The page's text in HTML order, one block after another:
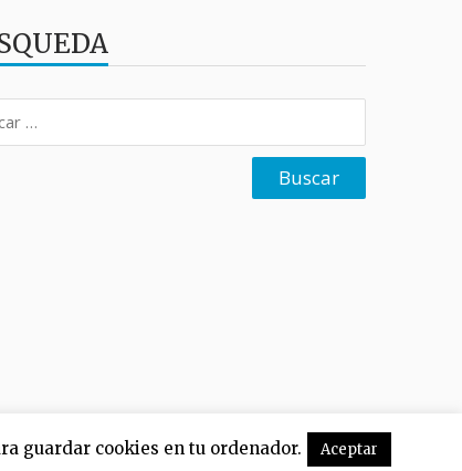
guardar cookies en tu ordenador. Aceptar